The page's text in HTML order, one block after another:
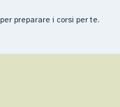
preparare i corsi per te.